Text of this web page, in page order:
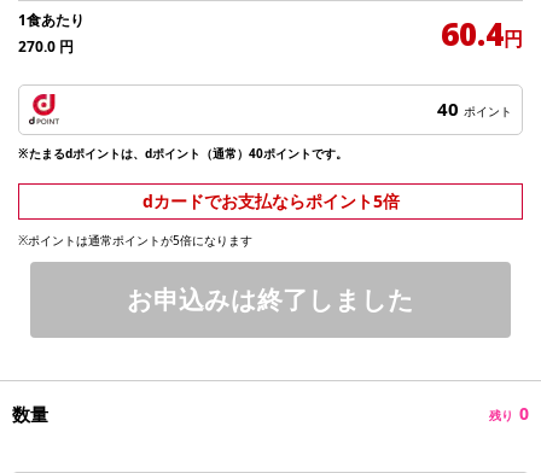
1食あたり
270.0 円 60.4円
40 ポイント
※たまるdポイントは、dポイント（通常）40ポイントです。
dカードでお支払ならポイント5倍
※ポイントは通常ポイントが5倍になります
お申込みは終了しました
数量 残り 0